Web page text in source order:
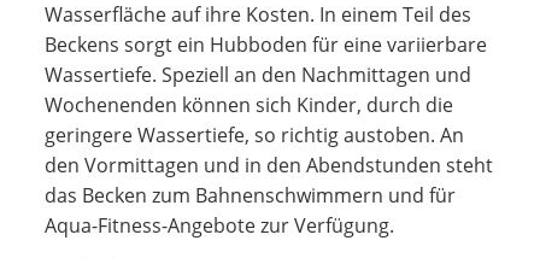
Wasserfläche auf ihre Kosten. In einem Teil des
Beckens sorgt ein Hubboden für eine variierbare
Wassertiefe. Speziell an den Nachmittagen und
Wochenenden können sich Kinder, durch die
geringere Wassertiefe, so richtig austoben. An
den Vormittagen und in den Abendstunden steht
das Becken zum Bahnenschwimmern und für
Aqua-Fitness-Angebote zur Verfügung.